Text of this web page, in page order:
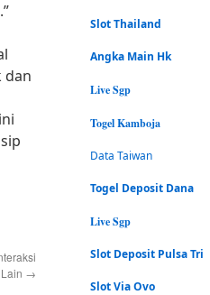
dan
→
Slot Thailand
Angka Main Hk
Live Sgp
Togel Kamboja
Data Taiwan
Togel Deposit Dana
Live Sgp
Slot Deposit Pulsa Tri
Slot Via Ovo